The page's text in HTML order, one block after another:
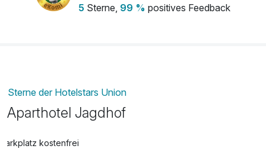
5 Sterne, 99 % positives Feedback
Sterne der Hotelstars Union
Aparthotel Jagdhof
Parkplatz kostenfrei